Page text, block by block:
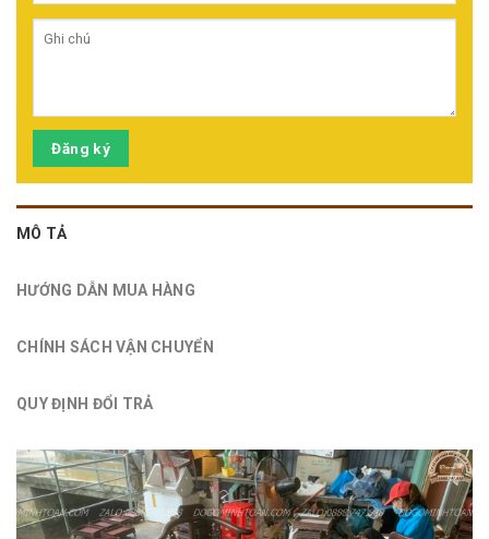
Đăng ký
MÔ TẢ
HƯỚNG DẪN MUA HÀNG
CHÍNH SÁCH VẬN CHUYỂN
QUY ĐỊNH ĐỔI TRẢ